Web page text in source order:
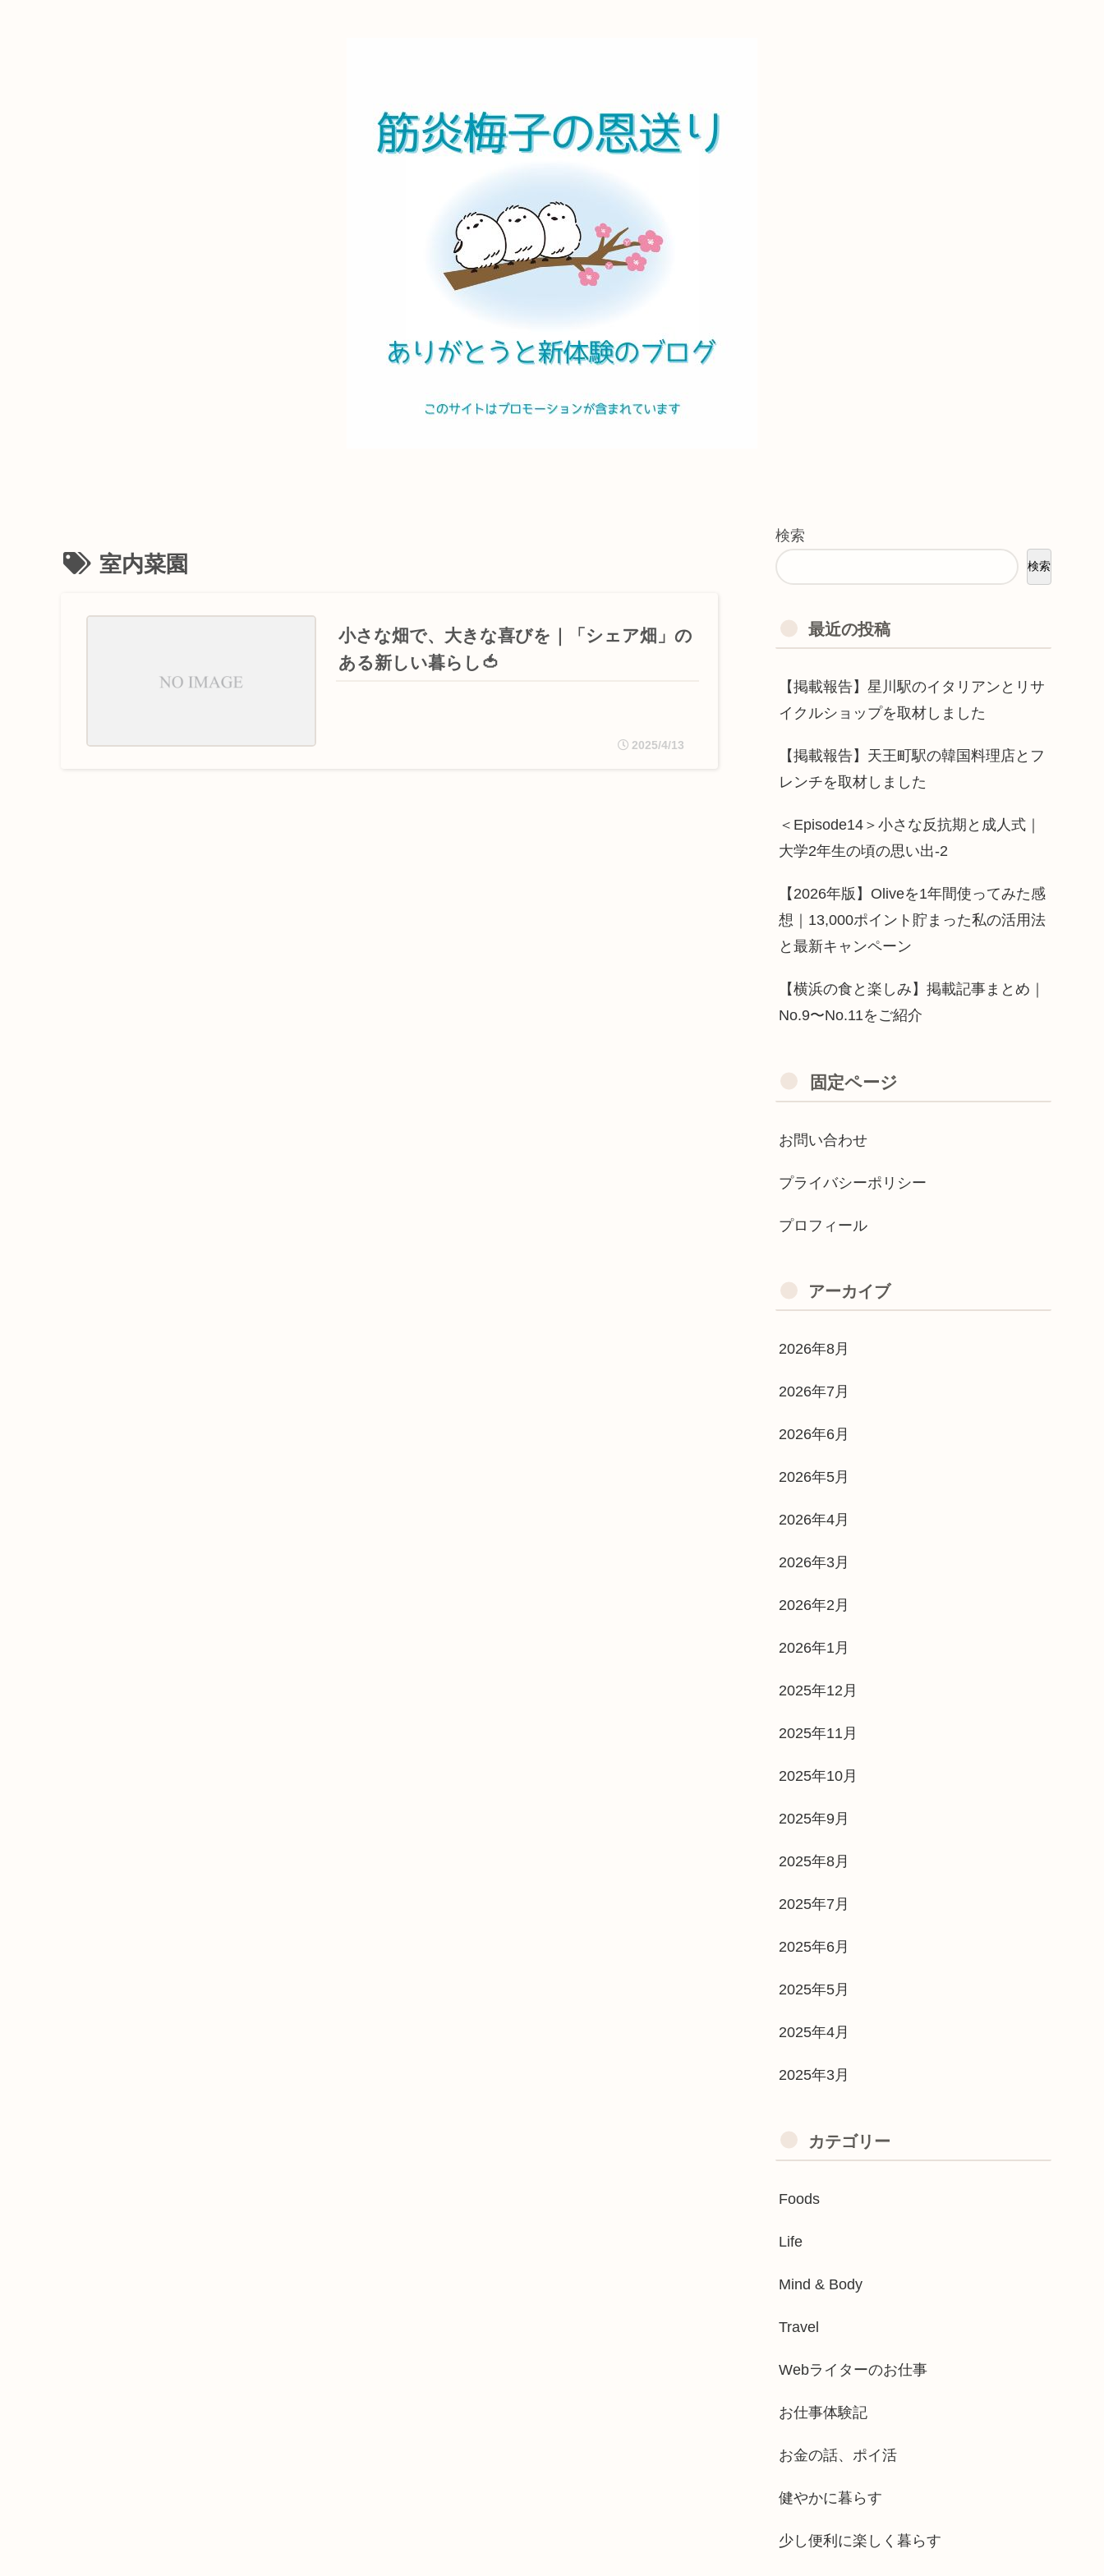
室内菜園
小さな畑で、大きな喜びを｜「シェア畑」の
ある新しい暮らし🍅
2025/4/13
検索
検索
最近の投稿
【掲載報告】星川駅のイタリアンとリサ
イクルショップを取材しました
【掲載報告】天王町駅の韓国料理店とフ
レンチを取材しました
＜Episode14＞小さな反抗期と成人式｜
大学2年生の頃の思い出-2
【2026年版】Oliveを1年間使ってみた感
想｜13,000ポイント貯まった私の活用法
と最新キャンペーン
【横浜の食と楽しみ】掲載記事まとめ｜
No.9〜No.11をご紹介
固定ページ
お問い合わせ
プライバシーポリシー
プロフィール
アーカイブ
2026年8月
2026年7月
2026年6月
2026年5月
2026年4月
2026年3月
2026年2月
2026年1月
2025年12月
2025年11月
2025年10月
2025年9月
2025年8月
2025年7月
2025年6月
2025年5月
2025年4月
2025年3月
カテゴリー
Foods
Life
Mind & Body
Travel
Webライターのお仕事
お仕事体験記
お金の話、ポイ活
健やかに暮らす
少し便利に楽しく暮らす